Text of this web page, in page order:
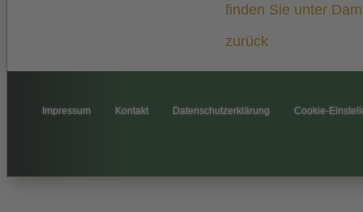
finden Sie unter
zurück
Impressum Kontakt Datenschutzerklärung Cookie-